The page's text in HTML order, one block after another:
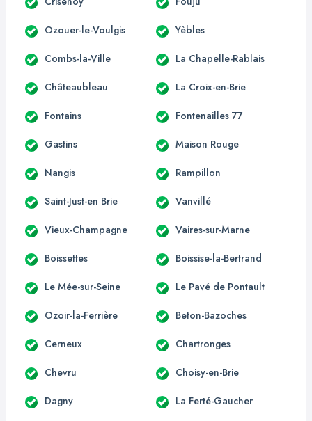
Ozouer-le-Voulgis Yèbles
Combs-la-Ville La Chapelle-Rablais
Châteaubleau La Croix-en-Brie
Fontains Fontenailles 77
Gastins Maison Rouge
Nangis Rampillon
Saint-Just-en Brie Vanvillé
Vieux-Champagne Vaires-sur-Marne
Boissettes Boissise-la-Bertrand
Le Mée-sur-Seine Le Pavé de Pontault
Ozoir-la-Ferrière Beton-Bazoches
Cerneux Chartronges
Chevru Choisy-en-Brie
Dagny La Ferté-Gaucher